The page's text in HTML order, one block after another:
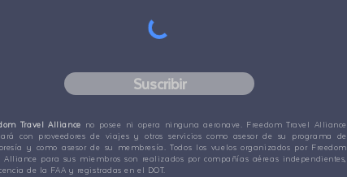
Suscribir
Travel Alliance no posee ni opera ninguna aeronave. Freedom Travel Alliance
con proveedores de viajes y otros servicios como asesor de su programa de
y como asesor de su membresía. Todos los vuelos organizados por Freedom
Alliance para sus miembros son realizados por compañías aéreas independientes,
de la FAA y registradas en el DOT.